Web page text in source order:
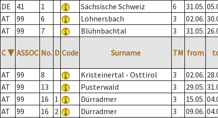
DE
41 1 Sächsische Schweiz 6 31.05.
AT
99 6 Löhnersbach 3 02.06.
AT
99 7 Blühnbachtal 3 31.05.
C ▼ ASSOC No. D Code Surname TM from
AT 99 8 Kristeinertal - Osttirol 3 02.06.
AT
99 13 Pusterwald 3 29.05.
AT
99 16 1 Dürradmer 3 15.05.
AT
99 16 2 Dürradmer 3 09.06.